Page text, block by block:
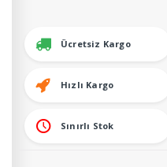
adetÜcretsiz Kargo
Hızlı Kargo
Sınırlı Stok